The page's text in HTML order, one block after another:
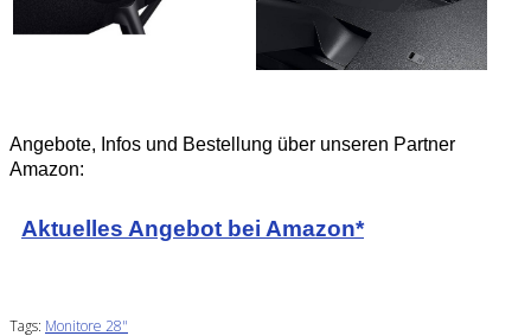
Angebote, Infos und Bestellung über unseren Partner
Amazon:
Aktuelles Angebot bei Amazon*
Tags: Monitore 28"